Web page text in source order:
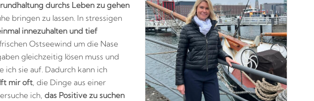
durchs Leben zu gehen
bringen zu lassen. In stressigen
innezuhalten und tief
Ostseewind um die Nase
gleichzeitig lösen muss und
ich sie auf. Dadurch kann ich
mir oft, die Dinge aus einer
ich, das Positive zu suchen